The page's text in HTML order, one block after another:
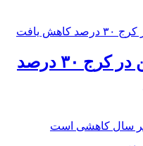
️قیمت مسکن در کرج ۳۰ درصد